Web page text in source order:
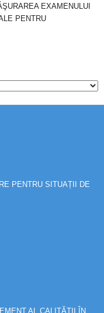
EXAMENULUI
PENTRU
PENTRU SITUAȚII DE
AL CALITĂȚII ÎN